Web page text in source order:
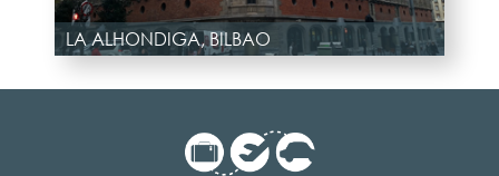
LA ALHONDIGA, BILBAO